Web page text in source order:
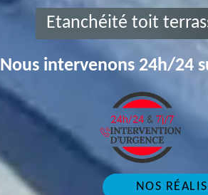
Etanchéité toit
Nous intervenons 24h/24
NOS